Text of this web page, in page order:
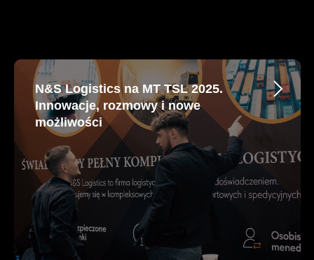
N&S Logistics na MT TSL 2025.
Innowacje, rozmowy i nowe
możliwości